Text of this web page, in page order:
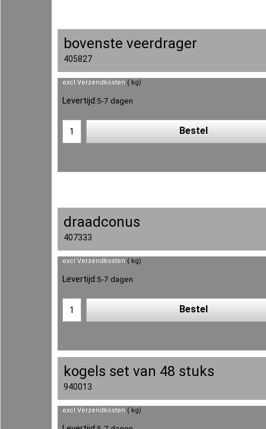
bovenste veerdrager
405827
excl Verzendkosten kg
Levertijd:5-7 dagen
Bestel
draadconus
407333
excl Verzendkosten kg
Levertijd:5-7 dagen
Bestel
kogels set van 48 stuks
940013
excl Verzendkosten kg